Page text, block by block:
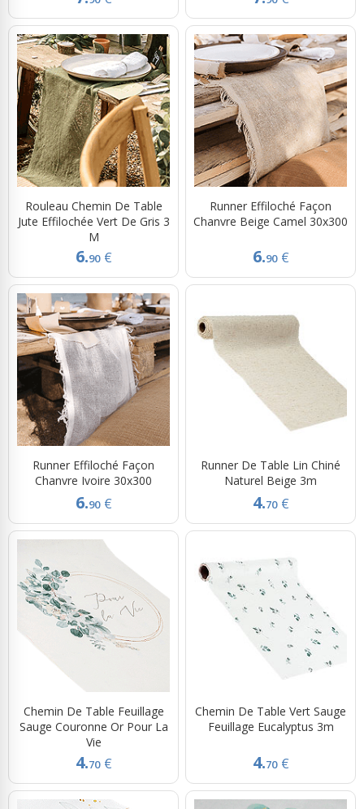
Rouleau Chemin De Table
Jute Effilochée Vert De Gris 3
M
6.90 €
Runner Effiloché Façon
Chanvre Beige Camel 30x300
6.90 €
Runner Effiloché Façon
Chanvre Ivoire 30x300
6.90 €
Runner De Table Lin Chiné
Naturel Beige 3m
4.70 €
Chemin De Table Feuillage
Sauge Couronne Or Pour La
Vie
4.70 €
Chemin De Table Vert Sauge
Feuillage Eucalyptus 3m
4.70 €